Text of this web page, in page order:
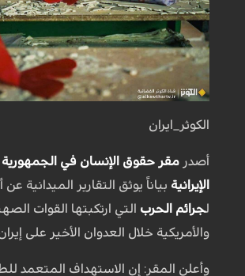
الكوثر_ايران
أصدر مقر حقوق الإنسان في الجمهورية
الإيرانية بياناً يوثق التقارير الميدانية
لجرائم الحرب التي ارتكبتها القوات
والأمريكية خلال العدوان الأخير على
وأعلن المقر: إن الاستهداف المتعمد